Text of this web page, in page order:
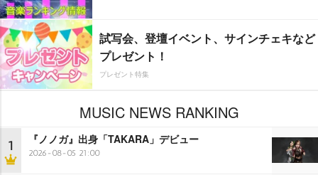
試写会、登壇イベント、サインチェキなど
プレゼント！
プレゼント特集
MUSIC NEWS RANKING
1 『ノノガ』出身「TAKARA」デビュー
2026-08-05 21:00